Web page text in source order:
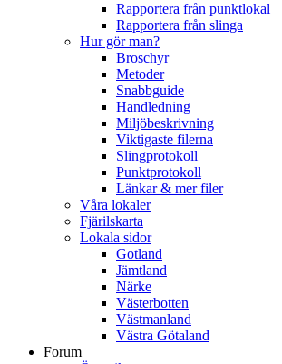
Rapportera från punktlokal
Rapportera från slinga
Hur gör man?
Broschyr
Metoder
Snabbguide
Handledning
Miljöbeskrivning
Viktigaste filerna
Slingprotokoll
Punktprotokoll
Länkar & mer filer
Våra lokaler
Fjärilskarta
Lokala sidor
Gotland
Jämtland
Närke
Västerbotten
Västmanland
Västra Götaland
Forum